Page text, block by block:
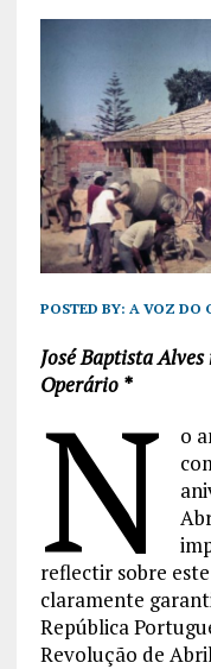
POSTED BY: A VOZ DO
José Baptista Alves
Operário *
N
o
reflectir sobre
claramente
República
Revolução de